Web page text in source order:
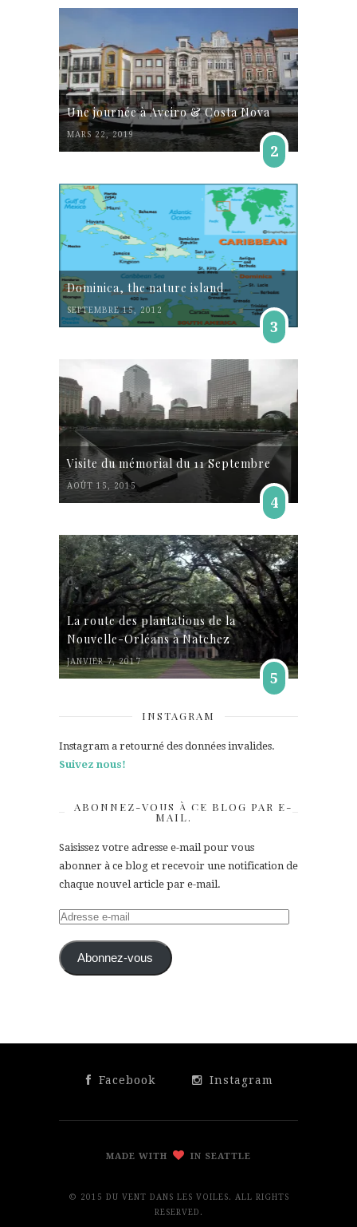
Une journée à Aveiro & Costa Nova
MARS 22, 2019
2
Dominica, the nature island
SEPTEMBRE 15, 2012
3
Visite du mémorial du 11 Septembre
AOÛT 15, 2015
4
La route des plantations de la
Nouvelle-Orléans à Natchez
JANVIER 7, 2017
5
INSTAGRAM
Instagram a retourné des données invalides.
Suivez nous!
ABONNEZ-VOUS À CE BLOG PAR E-
MAIL.
Saisissez votre adresse e-mail pour vous
abonner à ce blog et recevoir une notification de
chaque nouvel article par e-mail.
Adresse
mail Abonnez-vous
Facebook Instagram
MADE WITH IN SEATTLE
© 2015 DU VENT DANS LES VOILES. ALL RIGHTS
RESERVED.